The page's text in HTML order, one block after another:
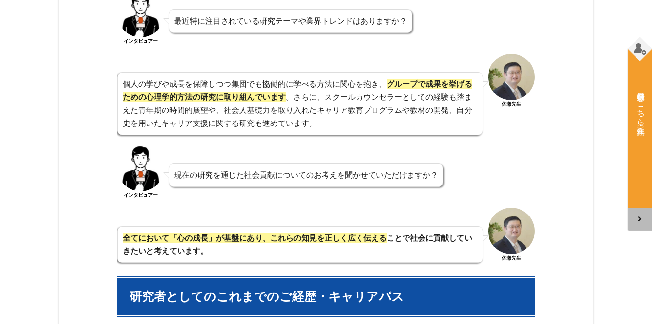
インタビュアー
最近特に注目されている研究テーマや業界トレンドはありますか？
個人の学びや成長を保障しつつ集団でも協働的に学べる方法に関心を抱き、 グループで成果を挙げる
ための心理学的方法の研究に取り組んでいます。さらに、スクールカウンセラーとしての経験も踏ま
えた青年期の時間的展望や、社会人基礎力を取り入れたキャリア教育プログラムや教材の開発、自分
史を用いたキャリア支援に関する研究も進めています。
佐瀬先生
インタビュアー
現在の研究を通じた社会貢献についてのお考えを聞かせていただけますか？
全てにおいて「心の成長」が基盤にあり、これらの知見を正しく広く伝えることで社会に貢献してい
きたいと考えています。
佐瀬先生
研究者としてのこれまでのご経歴・キャリアパス
会員登録はこちら（無料）